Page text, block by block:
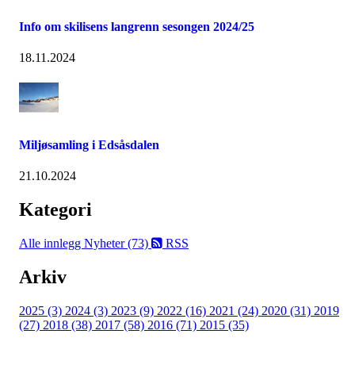
Info om skilisens langrenn sesongen 2024/25
18.11.2024
Miljøsamling i Edsåsdalen
21.10.2024
Kategori
Alle innlegg Nyheter (73) RSS
Arkiv
2025 (3) 2024 (3) 2023 (9) 2022 (16) 2021 (24) 2020 (31) 2019
(27) 2018 (38) 2017 (58) 2016 (71) 2015 (35)